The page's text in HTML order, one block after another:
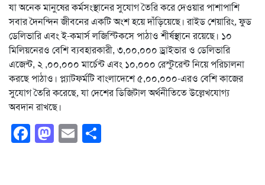
যা অনেক মানুষের কর্মসংস্থানের সুযোগ তৈরি করে দেওয়ার পাশাপাশি
সবার দৈনন্দিন জীবনের একটি অংশ হয়ে দাঁড়িয়েছে। রাইড শেয়ারিং, ফুড
ডেলিভারি এবং ই-কমার্স লজিস্টিকসে পাঠাও শীর্ষস্থানে রয়েছে। ১০
মিলিয়নেরও বেশি ব্যবহারকারী, ৩,০০,০০০ ড্রাইভার ও ডেলিভারি
এজেন্ট, ২ ,০০,০০০ মার্চেন্ট এবং ১০,০০০ রেস্টুরেন্ট নিয়ে পরিচালনা
করছে পাঠাও। প্ল্যাটফর্মটি বাংলাদেশে ৫,০০,০০০-এরও বেশি কাজের
সুযোগ তৈরি করেছে, যা দেশের ডিজিটাল অর্থনীতিতে উল্লেখযোগ্য
অবদান রাখছে।
Facebook
Mastodon
Email